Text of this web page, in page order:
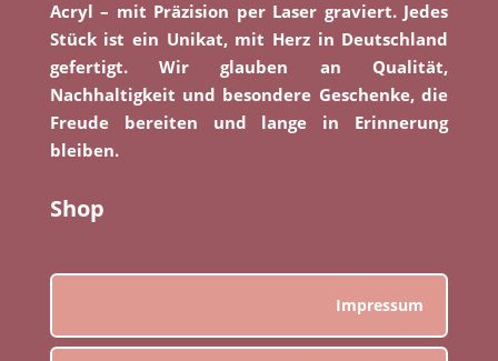
Acryl – mit Präzision per Laser graviert. Jedes
Stück ist ein Unikat, mit Herz in Deutschland
gefertigt. Wir glauben an Qualität,
Nachhaltigkeit und besondere Geschenke, die
Freude bereiten und lange in Erinnerung
bleiben.
Shop
Impressum